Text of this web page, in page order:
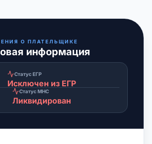
О ПЛАТЕЛЬЩИКЕ
информация
Статус ЕГР
Исключен из ЕГР
Статус МНС
Ликвидирован